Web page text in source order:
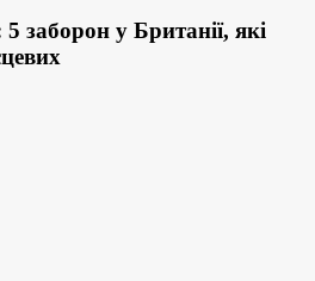
заборон у Британії, які